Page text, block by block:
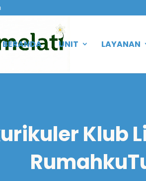
BERANDA UNIT LAYANAN
Klub